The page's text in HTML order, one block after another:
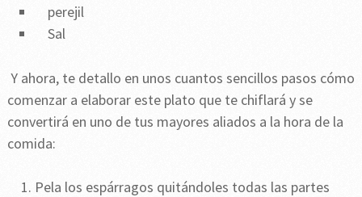
perejil
Sal
Y ahora, te detallo en unos cuantos sencillos pasos cómo
comenzar a elaborar este plato que te chiflará y se
convertirá en uno de tus mayores aliados a la hora de la
comida:
Pela los espárragos quitándoles todas las partes